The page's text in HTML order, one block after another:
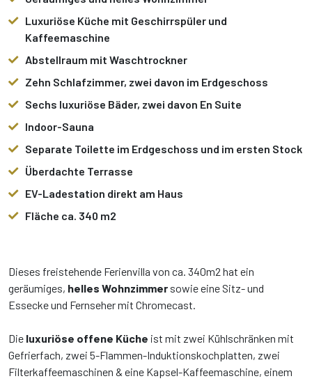
Luxuriöse Küche mit Geschirrspüler und
Kaffeemaschine
Abstellraum mit Waschtrockner
Zehn Schlafzimmer, zwei davon im Erdgeschoss
Sechs luxuriöse Bäder, zwei davon En Suite
Indoor-Sauna
Separate Toilette im Erdgeschoss und im ersten Stock
Überdachte Terrasse
EV-Ladestation direkt am Haus
Fläche ca. 340 m2
Dieses freistehende Ferienvilla von ca. 340m2 hat ein
geräumiges, helles Wohnzimmer sowie eine Sitz- und
Essecke und Fernseher mit Chromecast.
Die luxuriöse offene Küche ist mit zwei Kühlschränken mit
Gefrierfach, zwei 5-Flammen-Induktionskochplatten, zwei
Filterkaffeemaschinen & eine Kapsel-Kaffeemaschine, einem